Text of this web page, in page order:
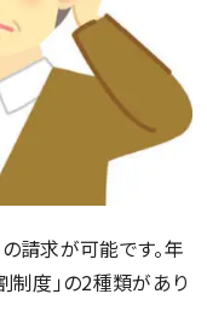
請求が可能です。年
制度」の2種類があり